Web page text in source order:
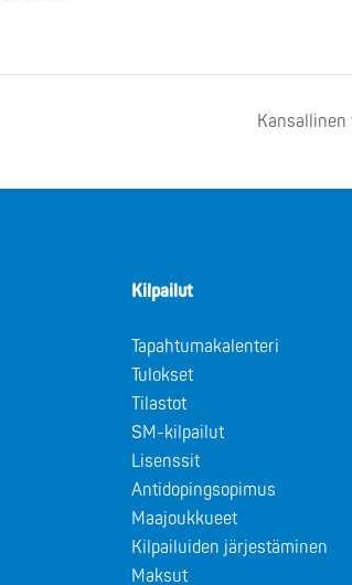
Kilpailut
Tapahtumakalenteri
Tulokset
Tilastot
SM-kilpailut
Lisenssit
Antidopingsopimus
Maajoukkueet
Kilpailuiden järjestäminen
Maksut